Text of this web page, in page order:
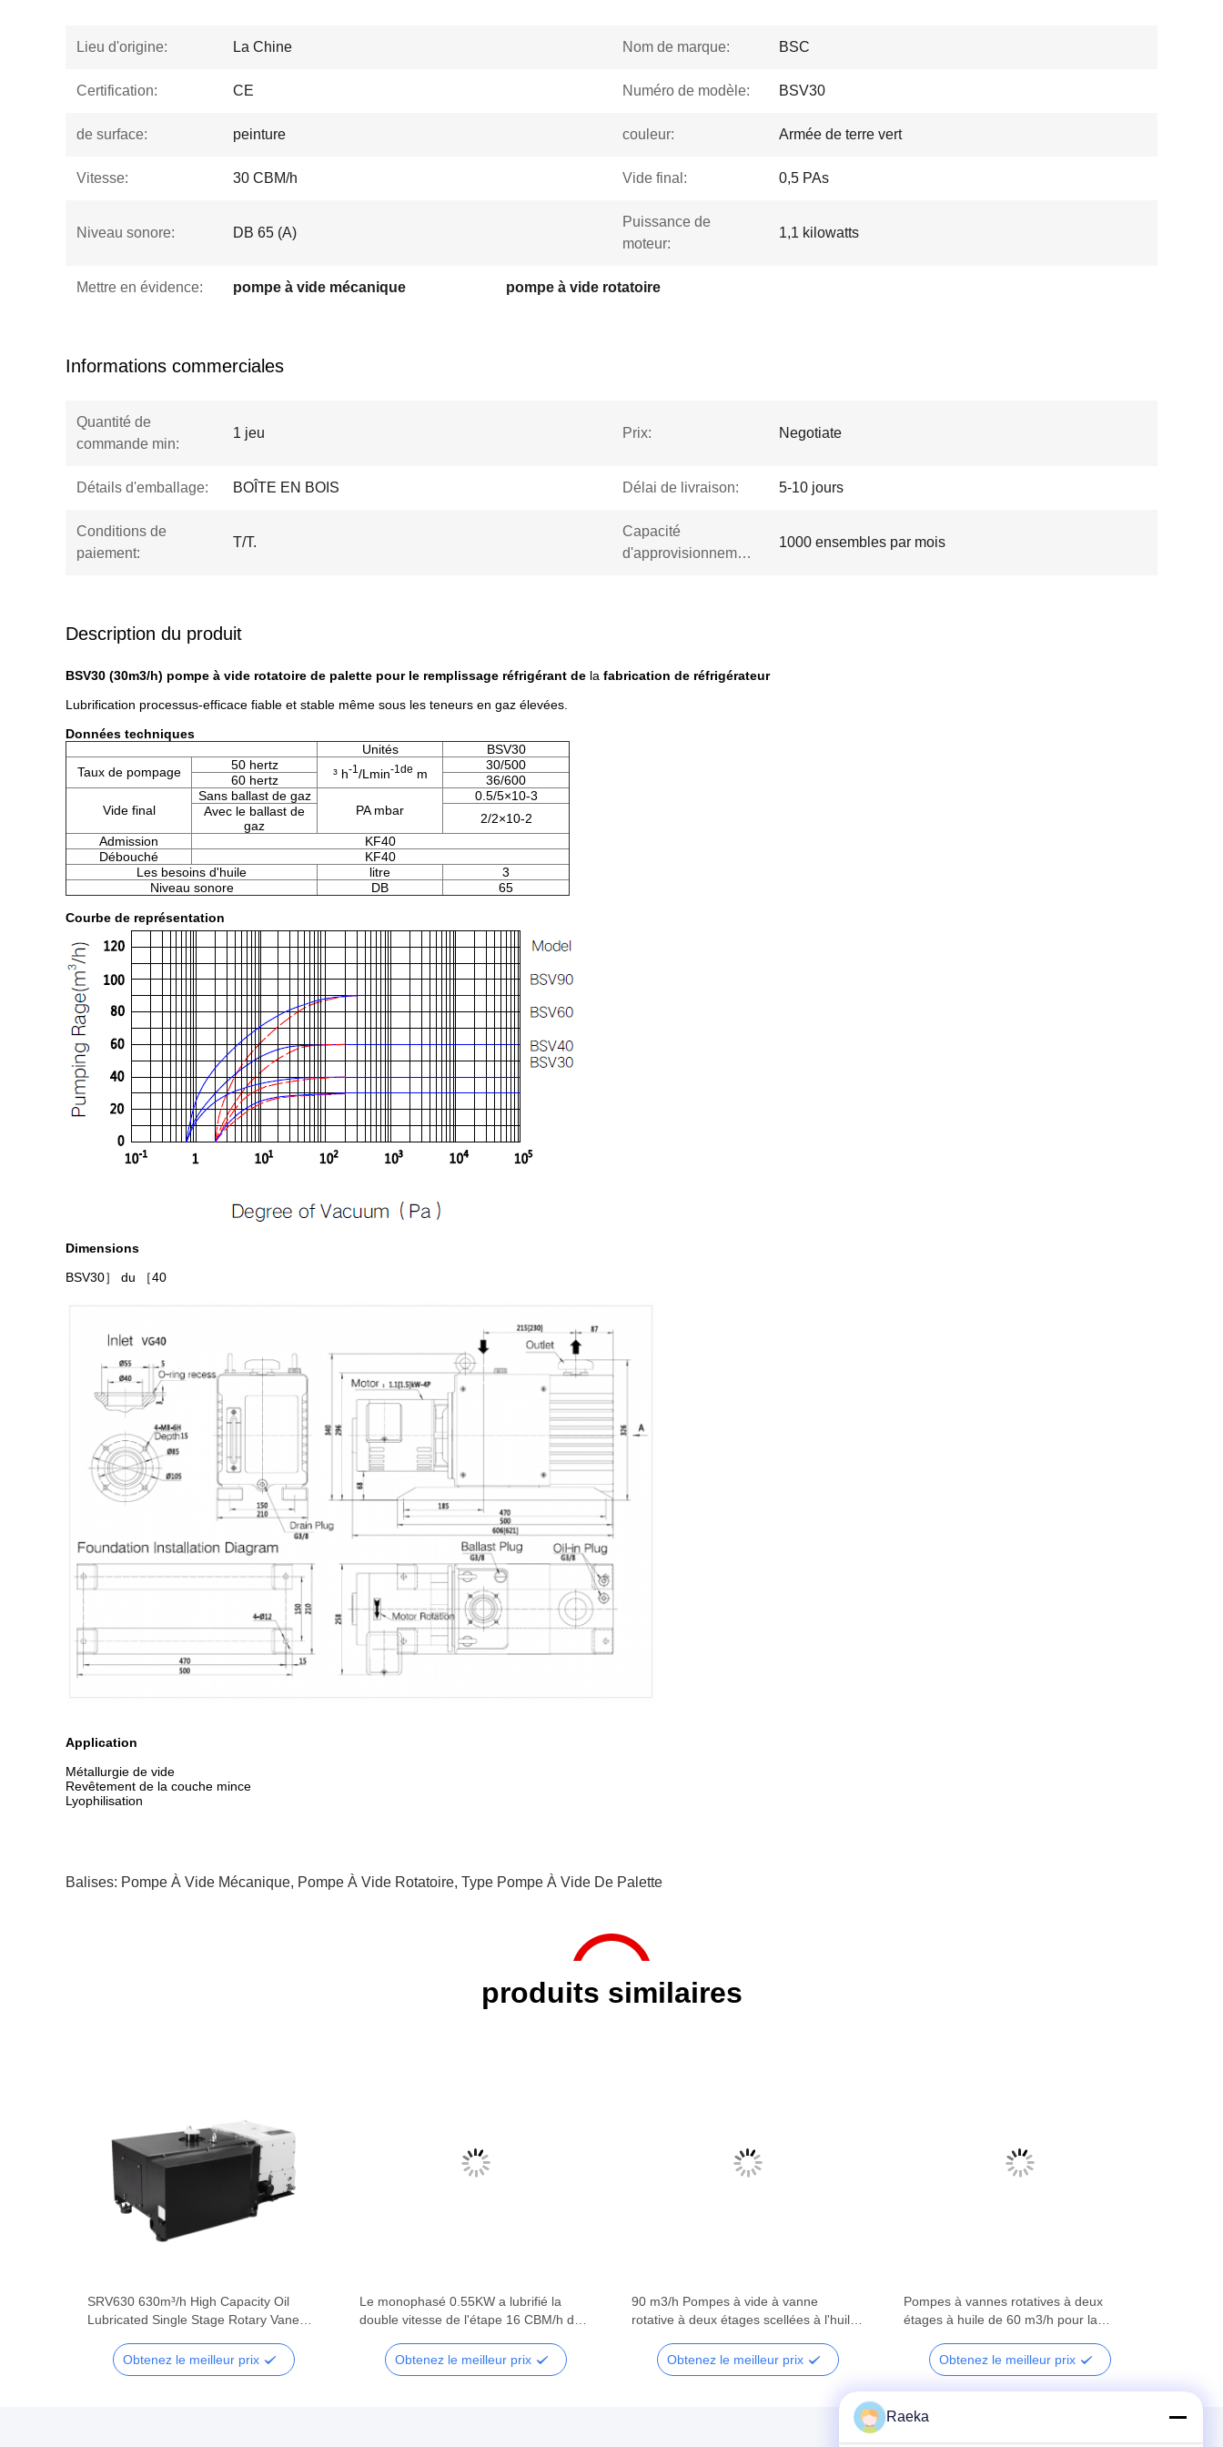
Lieu d'origine: La Chine Nom de marque: BSC
Certification: CE Numéro de modèle: BSV30
de surface: peinture couleur: Armée de terre vert
Vitesse: 30 CBM/h Vide final: 0,5 PAs
Niveau sonore: DB 65 (A)
Puissance de
moteur:
1,1 kilowatts
Mettre en évidence: pompe à vide mécanique pompe à vide rotatoire
Informations commerciales
Quantité de
commande min:
1 jeu Prix: Negotiate
Détails d'emballage: BOÎTE EN BOIS Délai de livraison: 5-10 jours
Conditions de
paiement:
T/T.
Capacité
d'approvisionnement:
1000 ensembles par mois
Description du produit
BSV30 (30m3/h) pompe à vide rotatoire de palette pour le remplissage réfrigérant de la fabrication de réfrigérateur
Lubrification processus-efficace fiable et stable même sous les teneurs en gaz élevées.
Données techniques
Unités
BSV30
Taux de pompage
50 hertz
³ h-1 /Lmin-1de m
30/500
60 hertz
36/600
Vide final
Sans ballast de gaz
PA mbar
0.5/5×10-3
Avec le ballast de
gaz
2/2×10-2
Admission
KF40
Débouché
KF40
Les besoins d'huile
litre
3
Niveau sonore
DB 65
Courbe de représentation
Dimensions
BSV30］ du ［40
Application
Métallurgie de vide
Revêtement de la couche mince
Lyophilisation
Balises: Pompe À Vide Mécanique, Pompe À Vide Rotatoire, Type Pompe À Vide De Palette
produits similaires
SRV630 630m³/h High Capacity Oil
Lubricated Single Stage Rotary Vane
Obtenez le meilleur prix
Le monophasé 0.55KW a lubrifié la
double vitesse de l'étape 16 CBM/h de
Obtenez le meilleur prix
90 m3/h Pompes à vide à vanne
rotative à deux étages scellées à l'huile
Obtenez le meilleur prix
Pompes à vannes rotatives à deux
étages à huile de 60 m3/h pour la
Obtenez le meilleur prix
Raeka